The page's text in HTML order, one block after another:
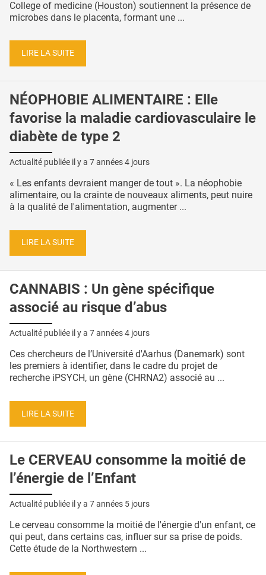
College of medicine (Houston) soutiennent la présence de
microbes dans le placenta, formant une ...
LIRE LA SUITE
NÉOPHOBIE ALIMENTAIRE : Elle
favorise la maladie cardiovasculaire le
diabète de type 2
Actualité publiée il y a 7 années 4 jours
« Les enfants devraient manger de tout ». La néophobie
alimentaire, ou la crainte de nouveaux aliments, peut nuire
à la qualité de l'alimentation, augmenter ...
LIRE LA SUITE
CANNABIS : Un gène spécifique
associé au risque d’abus
Actualité publiée il y a 7 années 4 jours
Ces chercheurs de l’Université d'Aarhus (Danemark) sont
les premiers à identifier, dans le cadre du projet de
recherche iPSYCH, un gène (CHRNA2) associé au ...
LIRE LA SUITE
Le CERVEAU consomme la moitié de
l’énergie de l’Enfant
Actualité publiée il y a 7 années 5 jours
Le cerveau consomme la moitié de l'énergie d'un enfant, ce
qui peut, dans certains cas, influer sur sa prise de poids.
Cette étude de la Northwestern ...